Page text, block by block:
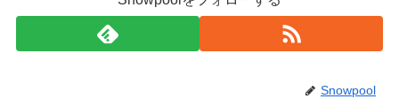
Snowpool